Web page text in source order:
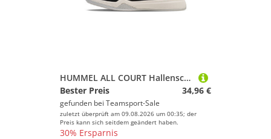
HUMMEL ALL COURT Hallenschuhe ANTHRACITE/CATTLEYA ORCHID 39
Bester Preis
34,96 €
gefunden bei Teamsport-Sale
zuletzt überprüft am 09.08.2026 um 00:35; der
Preis kann sich seitdem geändert haben.
30% Ersparnis